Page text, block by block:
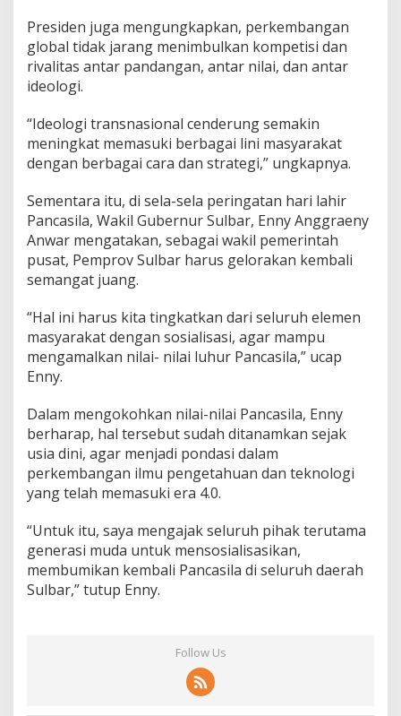
n
W
a
g
S
u
l
b
r
Presiden juga mengungkapkan, perkembangan
global tidak jarang menimbulkan kompetisi dan
rivalitas antar pandangan, antar nilai, dan antar
ideologi.
“Ideologi transnasional cenderung semakin
meningkat memasuki berbagai lini masyarakat
dengan berbagai cara dan strategi,” ungkapnya.
Sementara itu, di sela-sela peringatan hari lahir
Pancasila, Wakil Gubernur Sulbar, Enny Anggraeny
Anwar mengatakan, sebagai wakil pemerintah
pusat, Pemprov Sulbar harus gelorakan kembali
semangat juang.
“Hal ini harus kita tingkatkan dari seluruh elemen
masyarakat dengan sosialisasi, agar mampu
mengamalkan nilai- nilai luhur Pancasila,” ucap
Enny.
Dalam mengokohkan nilai-nilai Pancasila, Enny
berharap, hal tersebut sudah ditanamkan sejak
usia dini, agar menjadi pondasi dalam
perkembangan ilmu pengetahuan dan teknologi
yang telah memasuki era 4.0.
“Untuk itu, saya mengajak seluruh pihak terutama
generasi muda untuk mensosialisasikan,
membumikan kembali Pancasila di seluruh daerah
Sulbar,” tutup Enny.
Follow Us